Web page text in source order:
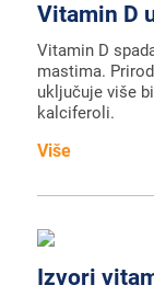
Vitamin D
Vitamin D
mastima.
uključuje više
kalciferoli.
Više
Izvori